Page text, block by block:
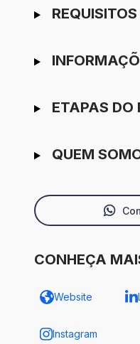
ETAPAS DO
QUEM
CONHEÇA
Website
Instagram